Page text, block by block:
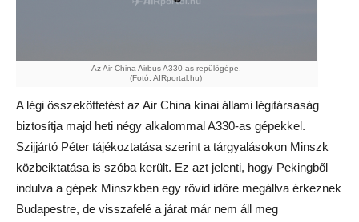
Az Air China Airbus A330-as repülőgépe.
(Fotó: AIRportal.hu)
A légi összeköttetést az Air China kínai állami légitársaság
biztosítja majd heti négy alkalommal A330-as gépekkel.
Szijjártó Péter tájékoztatása szerint a tárgyalásokon Minszk
közbeiktatása is szóba került. Ez azt jelenti, hogy Pekingből
indulva a gépek Minszkben egy rövid időre megállva érkeznek
Budapestre, de visszafelé a járat már nem áll meg